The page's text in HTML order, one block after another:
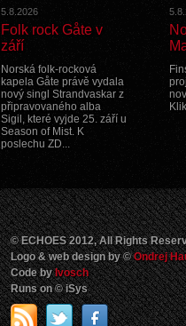
5.8.2026
Folk rock Gåte v
září
Norská folk-rocková
kapela Gåte právě vydala
nový singl Strandvaskar z
připravovaného alba
Sigil, které vyjde 25. září u
Season of Mist. K
poslechu ZD...
© ECHOES 2012, All Rights
Logo & web design by ©Ondrej
Code byIvosch
Runs on © iSys